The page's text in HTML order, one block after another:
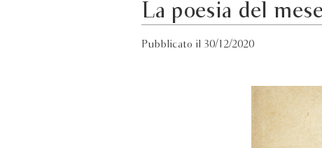
La poesia del
Pubblicato il 30/12/2020